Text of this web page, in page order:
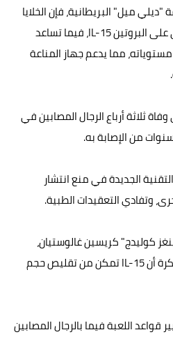
ميل" البريطانية، فإن الخلايا
البشرية تحتوي بشكل طبيعي على البروتين IL-15، فيما تساعد
مما يدعم جهاز المناعة
ثلاثة أرباع الرجال المصابين في
الجديدة في منع انتشار
وتفادي التعقيدات الطبية.
كوليدج" كريسين غالوستيان،
أظهرت التجارب المعملية المبكرة أن IL-15 تمكن من تقليص حجم
قواعد اللعبة فيما بالرجال المصابين